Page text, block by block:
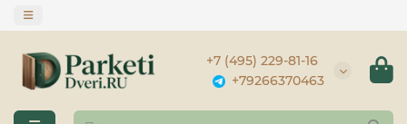
+7 (495) 229-81-16
+79266370463